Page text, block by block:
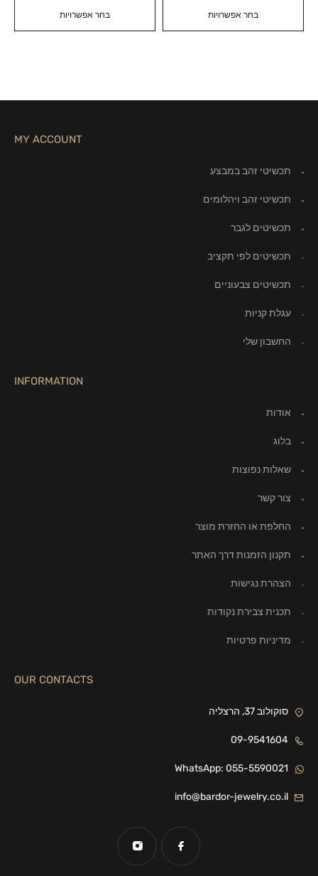
בחר אפשרויות בחר אפשרויות
MY ACCOUNT
תכשיטי זהב במבצע
תכשיטי זהב ויהלומים
תכשיטים לגבר
תכשיטים לפי תקציב
תכשיטים צבעוניים
עגלת קניות
החשבון שלי
INFORMATION
אודות
בלוג
שאלות נפוצות
צור קשר
החלפת או החזרת מוצר
תקנון הזמנות דרך האתר
הצהרת נגישות
תכנית צבירת נקודות
מדיניות פרטיות
OUR CONTACTS
סוקולוב 37, הרצליה
09-9541604
WhatsApp: 055-5590021
info@bardor-jewelry.co.il